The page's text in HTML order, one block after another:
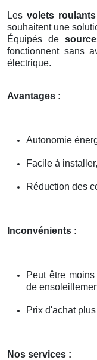
Les volets
souhaitent une
Équipés de
fonctionnent sans
électrique.
Avantages :
Autonomie
Facile à
Réduction des
Inconvénients :
Peut être
de
Prix d'achat
Nos services :